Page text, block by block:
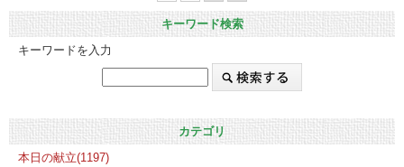
キーワード検索
キーワードを入力
カテゴリ
本日の献立(1197)